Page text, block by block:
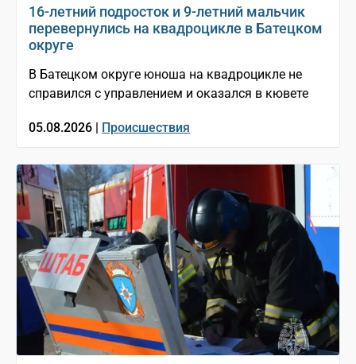
16-летний подросток и 9-летний мальчик
перевернулись на квадроцикле в Батецком
округе
В Батецком округе юноша на квадроцикле не
справился с управлением и оказался в кювете
05.08.2026 | Происшествия